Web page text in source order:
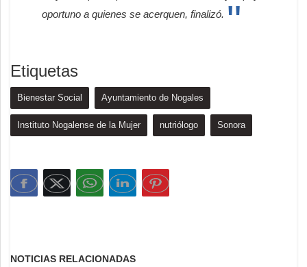
oportuno a quienes se acerquen, finalizó.
Etiquetas
Bienestar Social Ayuntamiento de Nogales
Instituto Nogalense de la Mujer nutriólogo Sonora
NOTICIAS RELACIONADAS